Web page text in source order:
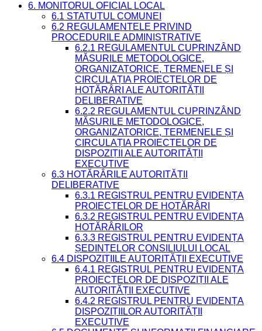
6. MONITORUL OFICIAL LOCAL
6.1 STATUTUL COMUNEI
6.2 REGULAMENTELE PRIVIND
PROCEDURILE ADMINISTRATIVE
6.2.1 REGULAMENTUL CUPRINZÂND
MĂSURILE METODOLOGICE,
ORGANIZATORICE, TERMENELE ȘI
CIRCULAȚIA PROIECTELOR DE
HOTĂRÂRI ALE AUTORITĂȚII
DELIBERATIVE
6.2.2 REGULAMENTUL CUPRINZÂND
MĂSURILE METODOLOGICE,
ORGANIZATORICE, TERMENELE ȘI
CIRCULAȚIA PROIECTELOR DE
DISPOZIȚII ALE AUTORITĂȚII
EXECUTIVE
6.3 HOTĂRÂRILE AUTORITĂȚII
DELIBERATIVE
6.3.1 REGISTRUL PENTRU EVIDENȚA
PROIECTELOR DE HOTĂRÂRI
6.3.2 REGISTRUL PENTRU EVIDENȚA
HOTĂRÂRILOR
6.3.3 REGISTRUL PENTRU EVIDENȚA
ȘEDINȚELOR CONSILIULUI LOCAL
6.4 DISPOZIȚIILE AUTORITĂȚII EXECUTIVE
6.4.1 REGISTRUL PENTRU EVIDENȚA
PROIECTELOR DE DISPOZIȚII ALE
AUTORITĂȚII EXECUTIVE
6.4.2 REGISTRUL PENTRU EVIDENȚA
DISPOZIȚIILOR AUTORITĂȚII
EXECUTIVE